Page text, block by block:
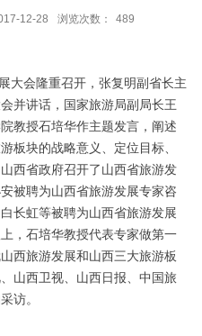
12-28 浏览次数： 489
大会隆重召开，张复明副省长主
并讲话，国家旅游局副局长王
教授石培华作主题发言 ， 阐述
板块的战略意义
、定位目标、
西省政府召开了山西省旅游发
安被聘为山西省旅游发展专家咨
白长虹等被聘为山西省旅游发展
，石培华教授代表专家做第一
西旅游发展和山西三大旅游板
山西卫视 、山西日报、中国旅
访。